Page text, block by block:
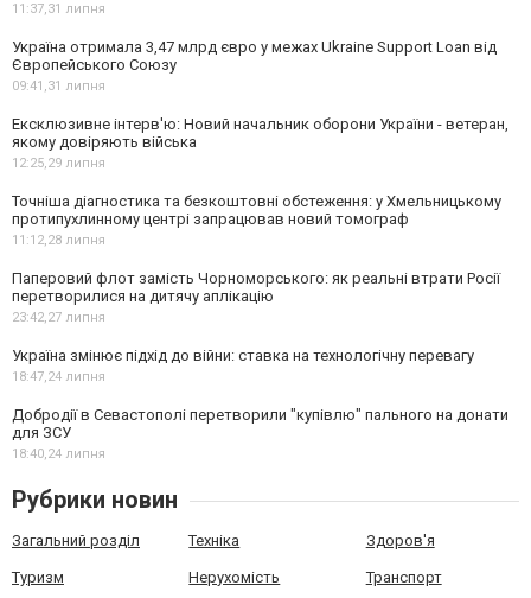
11:37,31 липня
Україна отримала 3,47 млрд євро у межах Ukraine Support Loan від
Європейського Союзу
09:41,31 липня
Ексклюзивне інтерв'ю: Новий начальник оборони України - ветеран,
якому довіряють війська
12:25,29 липня
Точніша діагностика та безкоштовні обстеження: у Хмельницькому
протипухлинному центрі запрацював новий томограф
11:12,28 липня
Паперовий флот замість Чорноморського: як реальні втрати Росії
перетворилися на дитячу аплікацію
23:42,27 липня
Україна змінює підхід до війни: ставка на технологічну перевагу
18:47,24 липня
Добродії в Севастополі перетворили "купівлю" пального на донати
для ЗСУ
18:40,24 липня
Рубрики новин
Загальний розділ Техніка Здоров'я
Туризм Нерухомість Транспорт